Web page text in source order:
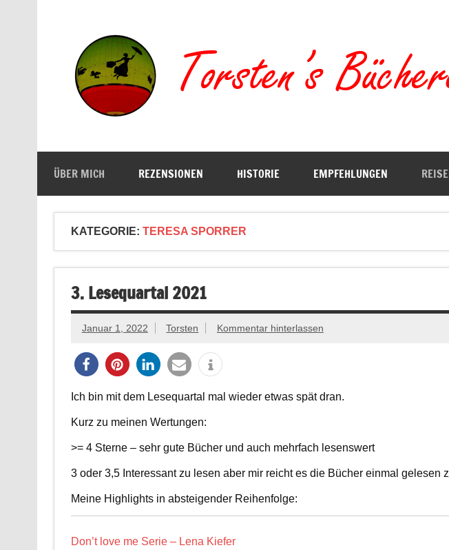
ÜBER MICH REZENSIONEN HISTORIE EMPFEHLUNGEN
KATEGORIE: TERESA SPORRER
3. Lesequartal 2021
Januar 1, 2022 Torsten Kommentar hinterlassen
Ich bin mit dem Lesequartal mal wieder etwas spät dran.
Kurz zu meinen Wertungen:
>= 4 Sterne – sehr gute Bücher und auch mehrfach lesenswert
3 oder 3,5 Interessant zu lesen aber mir reicht es die Bücher einmal gelesen
Meine Highlights in absteigender Reihenfolge:
Don’t love me Serie – Lena Kiefer